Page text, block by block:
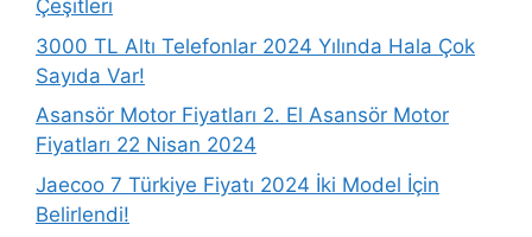
Çeşitleri
3000 TL Altı Telefonlar 2024 Yılında Hala Çok
Sayıda Var!
Asansör Motor Fiyatları 2. El Asansör Motor
Fiyatları 22 Nisan 2024
Jaecoo 7 Türkiye Fiyatı 2024 İki Model İçin
Belirlendi!